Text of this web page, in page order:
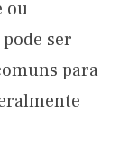
ou
ser
para